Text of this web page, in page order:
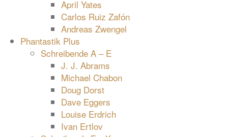
April Yates
Carlos Ruiz Zafón
Andreas Zwengel
Phantastik Plus
Schreibende A – E
J. J. Abrams
Michael Chabon
Doug Dorst
Dave Eggers
Louise Erdrich
Ivan Ertlov